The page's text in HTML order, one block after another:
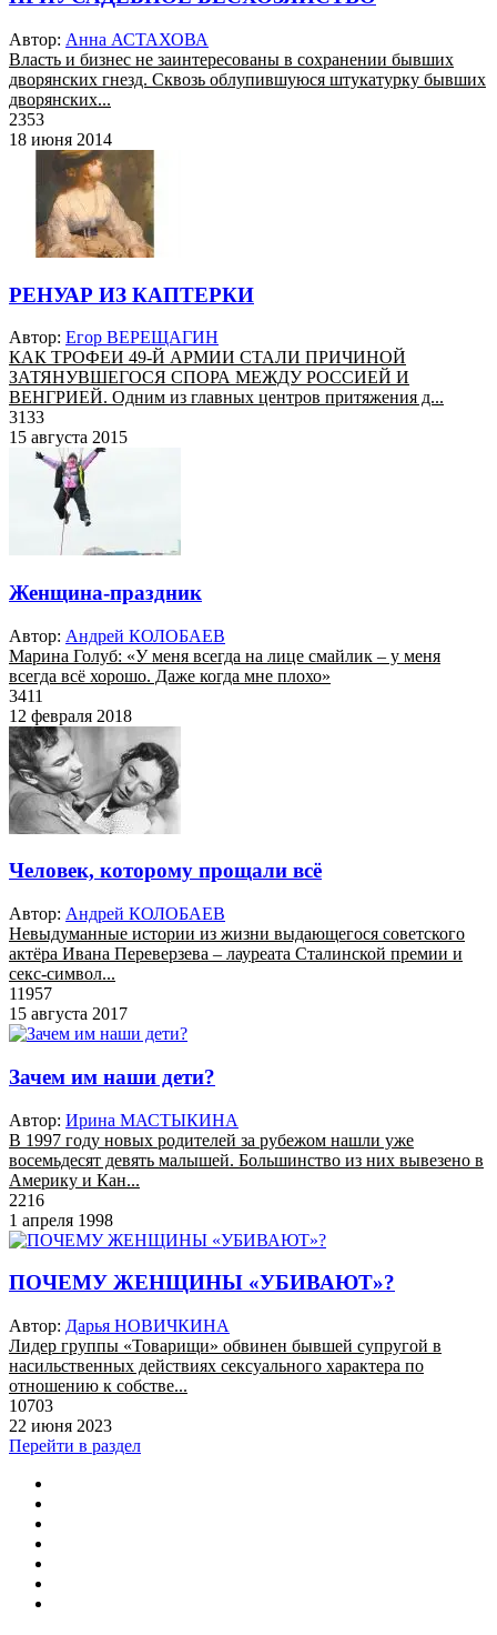
Автор: Анна АСТАХОВА
Власть и бизнес не заинтересованы в сохранении бывших
дворянских гнезд. Сквозь облупившуюся штукатурку бывших
дворянских...
2353
18 июня 2014
РЕНУАР ИЗ КАПТЕРКИ
Автор: Егор ВЕРЕЩАГИН
КАК ТРОФЕИ 49-Й АРМИИ СТАЛИ ПРИЧИНОЙ
ЗАТЯНУВШЕГОСЯ СПОРА МЕЖДУ РОССИЕЙ И
ВЕНГРИЕЙ. Одним из главных центров притяжения д...
3133
15 августа 2015
Женщина-праздник
Автор: Андрей КОЛОБАЕВ
Марина Голуб: «У меня всегда на лице смайлик – у меня
всегда всё хорошо. Даже когда мне плохо»
3411
12 февраля 2018
Человек, которому прощали всё
Автор: Андрей КОЛОБАЕВ
Невыдуманные истории из жизни выдающегося советского
актёра Ивана Переверзева – лауреата Сталинской премии и
секс-символ...
11957
15 августа 2017
Зачем им наши дети?
Автор: Ирина МАСТЫКИНА
В 1997 году новых родителей за рубежом нашли уже
восемьдесят девять малышей. Большинство из них вывезено в
Америку и Кан...
2216
1 апреля 1998
ПОЧЕМУ ЖЕНЩИНЫ «УБИВАЮТ»?
Автор: Дарья НОВИЧКИНА
Лидер группы «Товарищи» обвинен бывшей супругой в
насильственных действиях сексуального характера по
отношению к собстве...
10703
22 июня 2023
Перейти в раздел